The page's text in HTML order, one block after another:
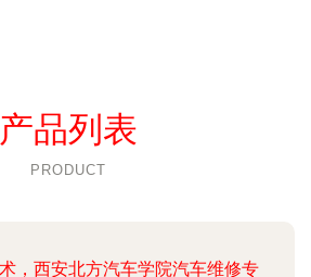
产品列表
PRODUCT